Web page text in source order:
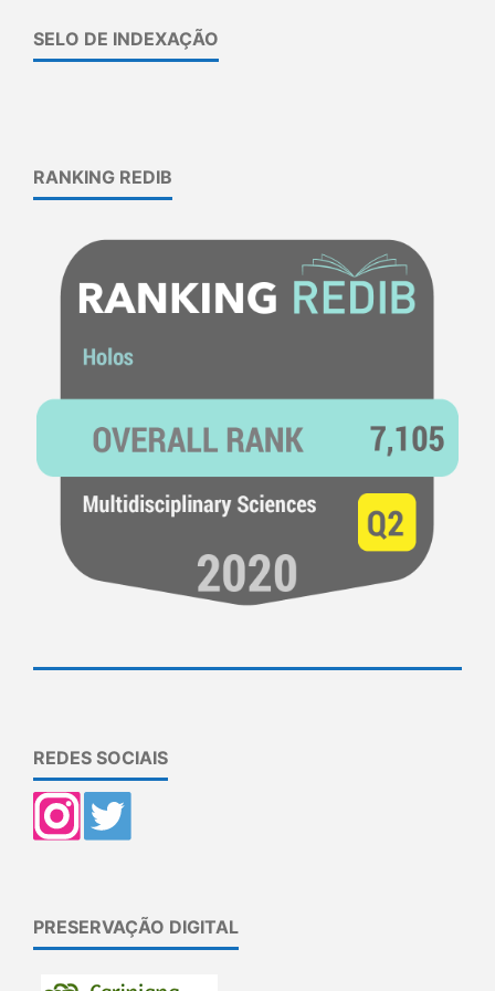
SELO DE INDEXAÇÃO
RANKING REDIB
REDES SOCIAIS
PRESERVAÇÃO DIGITAL